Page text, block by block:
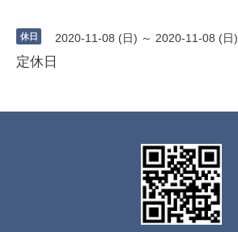
休日 2020-11-08 (日) ～ 2020-11-08 (日)
定休日